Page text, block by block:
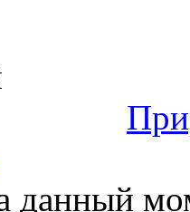
данный